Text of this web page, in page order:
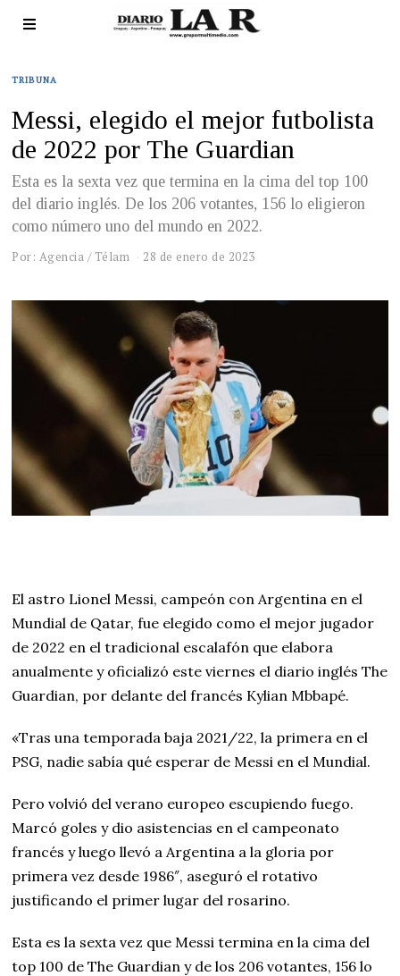
TRIBUNA
Messi, elegido el mejor futbolista
de 2022 por The Guardian
Esta es la sexta vez que termina en la cima del top 100
del diario inglés. De los 206 votantes, 156 lo eligieron
como número uno del mundo en 2022.
Por: Agencia / Télam 28 de enero de 2023
El astro Lionel Messi, campeón con Argentina en el
Mundial de Qatar, fue elegido como el mejor jugador
de 2022 en el tradicional escalafón que elabora
anualmente y oficializó este viernes el diario inglés The
Guardian, por delante del francés Kylian Mbbapé.
«Tras una temporada baja 2021/22, la primera en el
PSG, nadie sabía qué esperar de Messi en el Mundial.
Pero volvió del verano europeo escupiendo fuego.
Marcó goles y dio asistencias en el campeonato
francés y luego llevó a Argentina a la gloria por
primera vez desde 1986″, aseguró el rotativo
justificando el primer lugar del rosarino.
Esta es la sexta vez que Messi termina en la cima del
top 100 de The Guardian y de los 206 votantes, 156 lo